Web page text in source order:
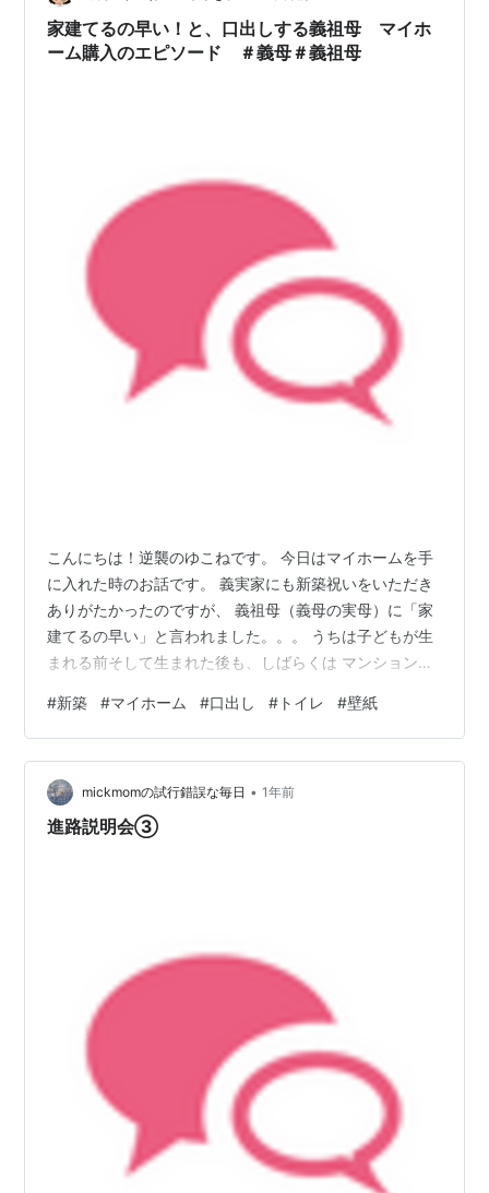
家建てるの早い！と、口出しする義祖母 マイホ
ーム購入のエピソード ＃義母＃義祖母
こんにちは！逆襲のゆこねです。 今日はマイホームを手
に入れた時のお話です。 義実家にも新築祝いをいただき
ありがたかったのですが、 義祖母（義母の実母）に「家
建てるの早い」と言われました。。。 うちは子どもが生
まれる前そして生まれた後も、しばらくは マンションに
どもが幼稚園に入る前にマイホームを手に入れたいと考
えていたんですけど？？ ちなみに分譲住宅を購入したの
ですが、ご近所さんの中には 当時、まだお子さんがいら
っしゃらない方もいました。 （もちろんお子さんがい
る、いないに関わらず好きな家に住めば良いですよ
#新築 #マイホーム #口出し # トイレ #壁紙
mickmomの試行錯誤な毎日 • 1年前
進路説明会③